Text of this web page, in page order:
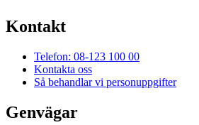
Kontakt
Telefon: 08-123 100 00
Kontakta oss
Så behandlar vi personuppgifter
Genvägar